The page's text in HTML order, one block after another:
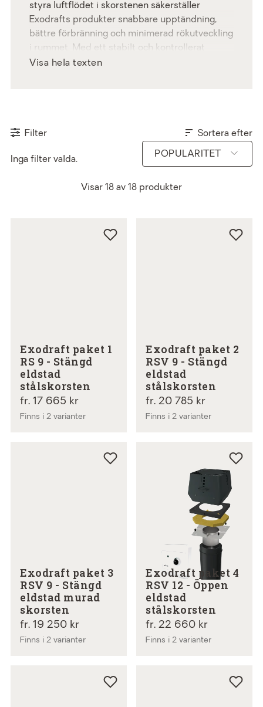
styra luftflödet i skorstenen säkerställer
Exodrafts produkter snabbare upptändning,
bättre förbränning och minimerad rökutveckling
i rummet. Med ett stabilt och kontrollerat
undertryck får du en renare, mer effektiv och
eldningsupplevelse.
Visa hela texten
Filter
Inga filter valda.
Sortera efter
POPULARITET
Visar 18 av 18 produkter
Exodraft paket 1
RS 9 - Stängd
eldstad
stålskorsten
fr. 17 665 kr
Finns i 2 varianter
Exodraft paket 2
RSV 9 - Stängd
eldstad
stålskorsten
fr. 20 785 kr
Finns i 2 varianter
Exodraft paket 3
RSV 9 - Stängd
eldstad murad
skorsten
fr. 19 250 kr
Finns i 2 varianter
Exodraft paket 4
RSV 12 - Öppen
eldstad
stålskorsten
fr. 22 660 kr
Finns i 2 varianter